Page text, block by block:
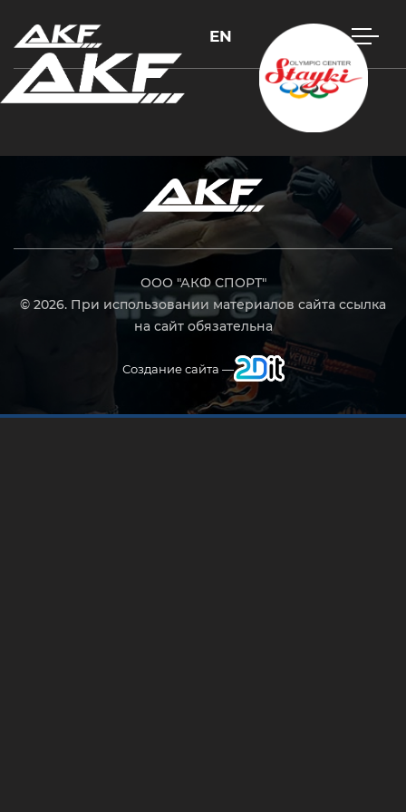
EN
ООО "АКФ СПОРТ"
© 2026. При использовании материалов сайта ссылка
на сайт обязательна
Создание сайта —
Нажмите Enter для поиска или Esc, чтобы закрыть